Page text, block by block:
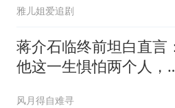
雅儿姐爱追剧
蒋介石临终前坦白直言
他这一生惧怕两个人，
风月得自难寻